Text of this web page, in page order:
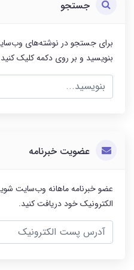
جستجو
برای جستجو در نوشته‌های
بنویسید و بر روی دکمه کلیک
عضویت خبرنامه
عضو خبرنامه ماهانه وب‌سایت
الکترونیک خود دریافت کنید.